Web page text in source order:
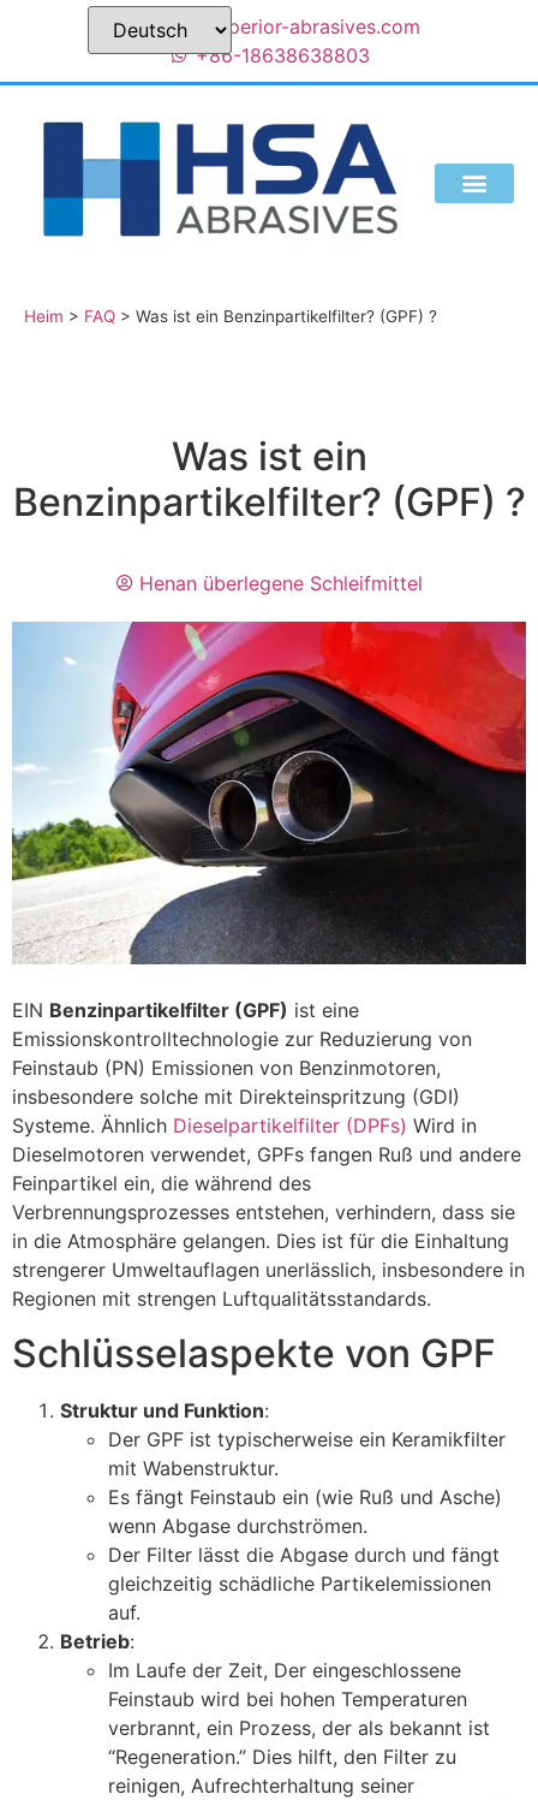
sales@superior-abrasives.com
+86-18638638803
Heim > FAQ > Was ist ein Benzinpartikelfilter? (GPF) ?
Was ist ein
Benzinpartikelfilter? (GPF) ?
Henan überlegene Schleifmittel
EIN Benzinpartikelfilter (GPF) ist eine
Emissionskontrolltechnologie zur Reduzierung von
Feinstaub (PN) Emissionen von Benzinmotoren,
insbesondere solche mit Direkteinspritzung (GDI)
Systeme. Ähnlich Dieselpartikelfilter (DPFs) Wird in
Dieselmotoren verwendet, GPFs fangen Ruß und andere
Feinpartikel ein, die während des
Verbrennungsprozesses entstehen, verhindern, dass sie
in die Atmosphäre gelangen. Dies ist für die Einhaltung
strengerer Umweltauflagen unerlässlich, insbesondere in
Regionen mit strengen Luftqualitätsstandards.
Schlüsselaspekte von GPF
Struktur und Funktion:
Der GPF ist typischerweise ein Keramikfilter
mit Wabenstruktur.
Es fängt Feinstaub ein (wie Ruß und Asche)
wenn Abgase durchströmen.
Der Filter lässt die Abgase durch und fängt
gleichzeitig schädliche Partikelemissionen
auf.
Betrieb:
Im Laufe der Zeit, Der eingeschlossene
Feinstaub wird bei hohen Temperaturen
verbrannt, ein Prozess, der als bekannt ist
“Regeneration.” Dies hilft, den Filter zu
reinigen, Aufrechterhaltung seiner